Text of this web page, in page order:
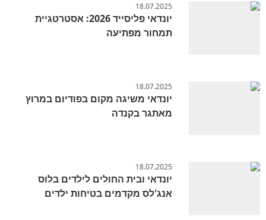
18.07.2025
יונדאי פליסייד 2026: אסטרטגיית
תמחור מפתיעה
18.07.2025
יונדאי משיגה מקום בפודיום במרוץ
מאתגר בקנדה
18.07.2025
יונדאי ובית החולים לילדים בלוס
אנג'לס מקדמים בטיחות ילדים